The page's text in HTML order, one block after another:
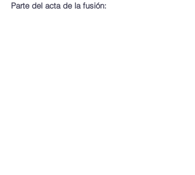
Parte del acta de la fusión: